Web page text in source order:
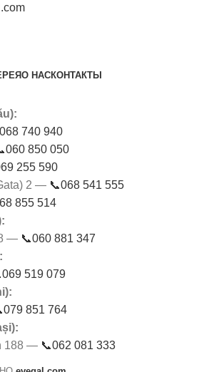
О НАСКОНТАКТЫ
740 940
850 050
255 590
2 — 📞068 541 555
855 514
— 📞060 881 347
519 079
851 764
188 — 📞062 081 333